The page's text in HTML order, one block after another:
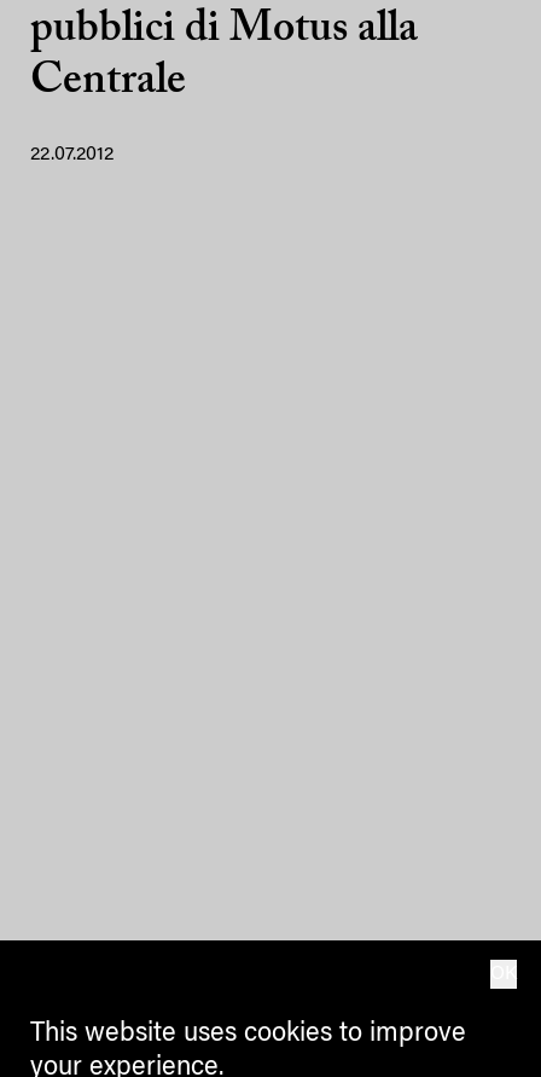
pubblici di Motus alla
Centrale
22.07.2012
This website uses cookies to improve
your experience.